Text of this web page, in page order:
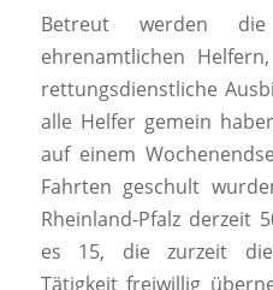
Betreut werden
ehrenamtlichen
rettungsdienstliche
alle Helfer gemein
auf einem
Fahrten geschult
Rheinland-Pfalz derzeit
es 15, die zurzeit
Tätigkeit freiwillig